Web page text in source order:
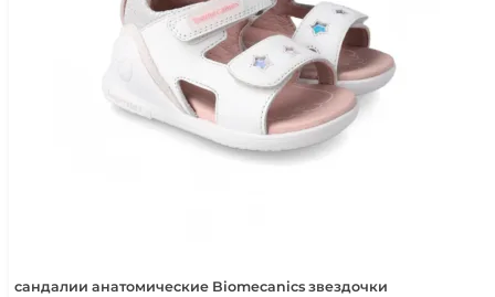
сандалии анатомические Biomecanics звездочки